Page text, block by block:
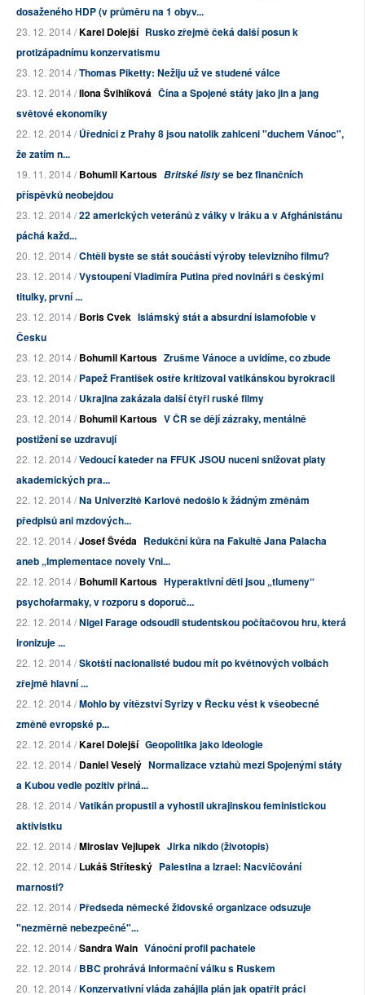
dosaženého HDP (v průměru na 1 obyv...
23. 12. 2014 /Karel Dolejší Rusko zřejmě čeká další posun k
protizápadnímu konzervatismu
23. 12. 2014 /Thomas Piketty: Nežiju už ve studené válce
23. 12. 2014 /Ilona Švihlíková Čína a Spojené státy jako jin a jang
světové ekonomiky
22. 12. 2014 /Úředníci z Prahy 8 jsou natolik zahlceni "duchem Vánoc",
že zatím n...
19. 11. 2014 /Bohumil Kartous Britské listyse bez finančních
příspěvků neobejdou
23. 12. 2014 /22 amerických veteránů z války v Iráku a v Afghánistánu
páchá každ...
20. 12. 2014 /Chtěli byste se stát součástí výroby televizního filmu?
23. 12. 2014 /Vystoupení Vladimíra Putina před novináři s českými
titulky, první ...
23. 12. 2014 /Boris Cvek Islámský stát a absurdní islamofobie v
Česku
23. 12. 2014 /Bohumil Kartous Zrušme Vánoce a uvidíme, co zbude
23. 12. 2014 /Papež František ostře kritizoval vatikánskou byrokracii
23. 12. 2014 /Ukrajina zakázala další čtyři ruské filmy
23. 12. 2014 /Bohumil Kartous V ČR se dějí zázraky, mentálně
postižení se uzdravují
22. 12. 2014 /Vedoucí kateder na FFUK JSOU nuceni snižovat platy
akademických pra...
22. 12. 2014 /Na Univerzitě Karlově nedošlo k žádným změnám
předpisů ani mzdových...
22. 12. 2014 /Josef Švéda Redukční kůra na Fakultě Jana Palacha
aneb „Implementace novely Vni...
22. 12. 2014 /Bohumil Kartous Hyperaktivní děti jsou „tlumeny“
psychofarmaky, v rozporu s doporuč...
22. 12. 2014 /Nigel Farage odsoudil studentskou počítačovou hru, která
ironizuje ...
22. 12. 2014 /Skotští nacionalisté budou mít po květnových volbách
zřejmě hlavní ...
22. 12. 2014 /Mohlo by vítězství Syrizy v Řecku vést k všeobecné
změně evropské p...
22. 12. 2014 /Karel Dolejší Geopolitika jako ideologie
22. 12. 2014 /Daniel Veselý Normalizace vztahů mezi Spojenými státy
a Kubou vedle pozitiv přiná...
28. 12. 2014 /Vatikán propustil a vyhostil ukrajinskou feministickou
aktivistku
22. 12. 2014 /Miroslav Vejlupek Jirka nikdo (životopis)
22. 12. 2014 /Lukáš Stříteský Palestina a Izrael: Nacvičování
marnosti?
22. 12. 2014 /Předseda německé židovské organizace odsuzuje
"nezměrně nebezpečné"...
22. 12. 2014 /Sandra Wain Vánoční profil pachatele
22. 12. 2014 /BBC prohrává informační válku s Ruskem
20. 12. 2014 /Konzervativní vláda zahájila plán jak opatřit práci